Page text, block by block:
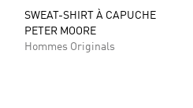
SWEAT-SHIRT À CAPUCHE
PETER MOORE
Hommes Originals